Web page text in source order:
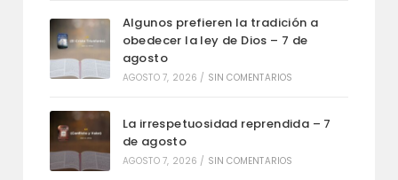
Algunos prefieren la tradición a
obedecer la ley de Dios – 7 de
agosto
AGOSTO 7, 2026 / SIN COMENTARIOS
La irrespetuosidad reprendida – 7
de agosto
AGOSTO 7, 2026 / SIN COMENTARIOS